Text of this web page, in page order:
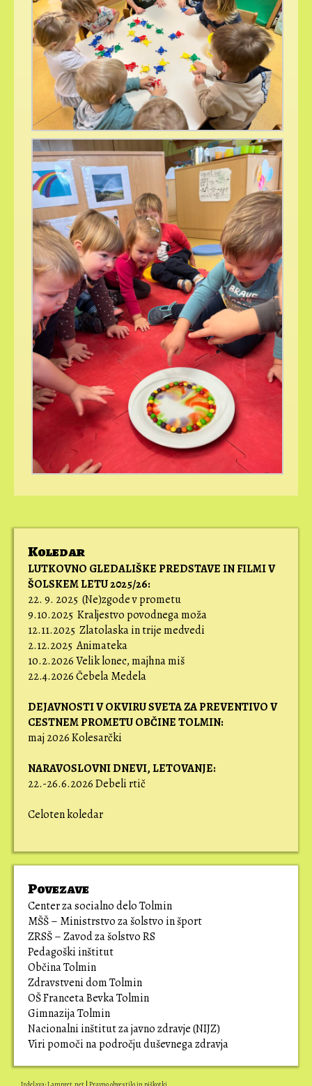
Koledar
LUTKOVNO GLEDALIŠKE PREDSTAVE IN FILMI V
ŠOLSKEM LETU 2025/26:
22. 9. 2025 (Ne)zgode v prometu
9.10.2025 Kraljestvo povodnega moža
12.11.2025 Zlatolaska in trije medvedi
2.12.2025 Animateka
10.2.2026 Velik lonec, majhna miš
22.4.2026 Čebela Medela
DEJAVNOSTI V OKVIRU SVETA ZA PREVENTIVO V
CESTNEM PROMETU OBČINE TOLMIN:
maj 2026 Kolesarčki
NARAVOSLOVNI DNEVI,LETOVANJE:
22.-26.6.2026 Debeli rtič
Celoten koledar
Povezave
Center za socialno delo Tolmin
MŠŠ – Ministrstvo za šolstvo in šport
ZRSŠ – Zavod za šolstvo RS
Pedagoški inštitut
Občina Tolmin
Zdravstveni dom Tolmin
OŠ Franceta Bevka Tolmin
Gimnazija Tolmin
Nacionalni inštitut za javno zdravje (NIJZ)
Viri pomoči na področju duševnega zdravja
Izdelava: Lampret.net | Pravno obvestilo in piškotki